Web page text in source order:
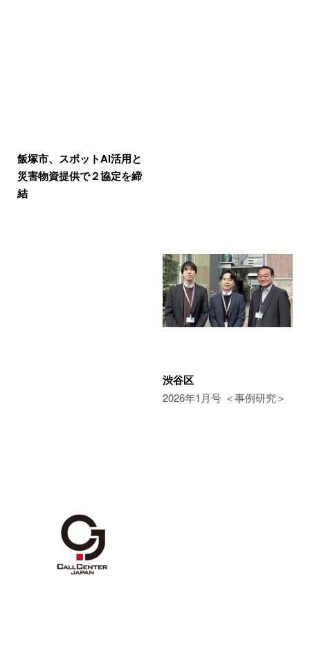
飯塚市、スポットAI活用と
災害物資提供で２協定を締
結
渋谷区
2026年1月号 ＜事例研究＞